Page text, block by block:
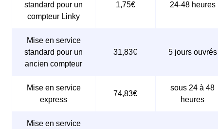
standard pour un
compteur Linky
1,75€ 24-48 heures
Mise en service
standard pour un
ancien compteur
31,83€ 5 jours ouvrés
Mise en service
express
74,83€
sous 24 à 48
heures
Mise en service